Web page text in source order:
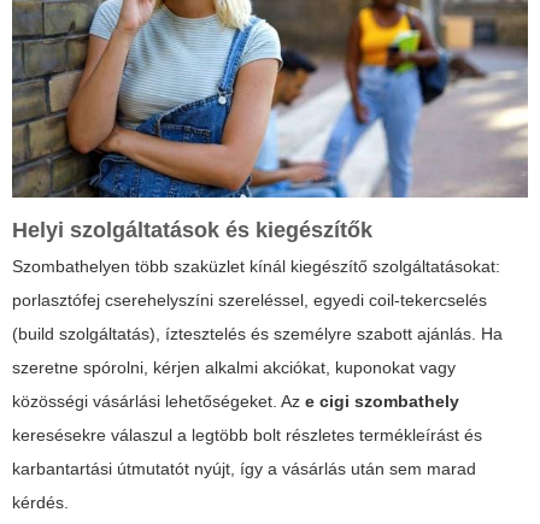
Helyi szolgáltatások és kiegészítők
Szombathelyen több szaküzlet kínál kiegészítő szolgáltatásokat:
porlasztófej cserehelyszíni szereléssel, egyedi coil-tekercselés
(build szolgáltatás), íztesztelés és személyre szabott ajánlás. Ha
szeretne spórolni, kérjen alkalmi akciókat, kuponokat vagy
közösségi vásárlási lehetőségeket. Az e cigi szombathely
keresésekre válaszul a legtöbb bolt részletes termékleírást és
karbantartási útmutatót nyújt, így a vásárlás után sem marad
kérdés.